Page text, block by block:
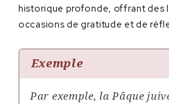
historique profonde, offrant des
occasions de gratitude et de
Exemple
Par exemple, la Pâque